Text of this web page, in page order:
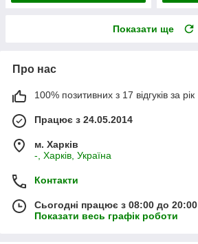
Показати ще
Про нас
100% позитивних з 17 відгуків за рік
Працює з 24.05.2014
м. Харків
-, Харків, Україна
Контакти
Сьогодні працює з 08:00 до 20:00
Показати весь графік роботи